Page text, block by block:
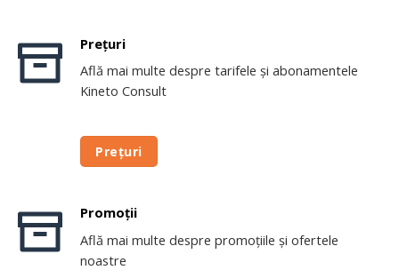
Prețuri
Află mai multe despre tarifele și abonamentele
Kineto Consult
Prețuri
Promoții
Află mai multe despre promoțiile și ofertele
noastre